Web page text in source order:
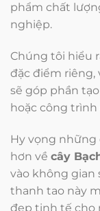
phẩm chất
nghiệp.
Chúng tôi hiểu
đặc điểm riêng,
sẽ góp phần
hoặc công trình
Hy vọng những
hơn về cây
vào không gian
thanh tao này
đẹp tinh tế cho